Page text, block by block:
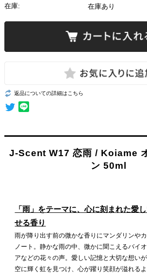
在庫: 在庫あり
返品についての詳細はこちら
J-Scent W17 恋雨 / Koiame
ン 50ml
「雨」をテーマに、心に刻まれた愛
せる香り
雨が降り出す前の微かな香りにマンダリンや
ノート。静かな雨の中、微かに聞こえるバイ
アなどの花々の声。愛しい記憶と大切な想い
空に輝く虹を見つけ、心が躍り笑顔が溢れるよ